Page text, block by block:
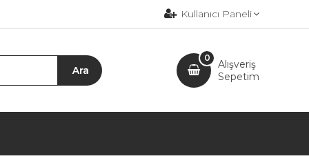
Kullanıcı Paneli
Alışveriş
Sepetim
0